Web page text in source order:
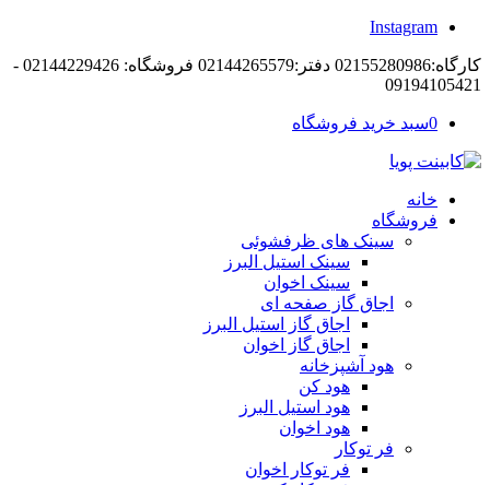
Instagram
کارگاه:02155280986 دفتر:02144265579 فروشگاه: 02144229426 -
09194105421
0سبد خرید فروشگاه
خانه
فروشگاه
سینک های ظرفشوئی
سینک استیل البرز
سینک اخوان
اجاق گاز صفحه ای
اجاق گاز استیل البرز
اجاق گاز اخوان
هود آشپزخانه
هود کن
هود استیل البرز
هود اخوان
فر توکار
فر توکار اخوان